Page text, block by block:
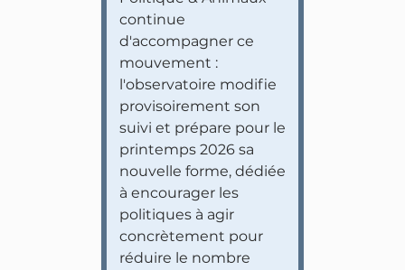
continue
d'accompagner ce
mouvement :
l'observatoire modifie
provisoirement son
suivi et prépare pour le
printemps 2026 sa
nouvelle forme, dédiée
à encourager les
politiques à agir
concrètement pour
réduire le nombre